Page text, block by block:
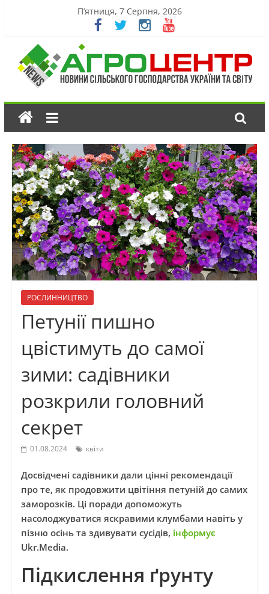
П’ятниця, 7 Серпня, 2026
РОСЛИННИЦТВО
Петунії пишно
цвістимуть до самої
зими: садівники
розкрили головний
секрет
01.08.2024 квіти
Досвідчені садівники дали цінні рекомендації
про те, як продовжити цвітіння петуній до самих
заморозків. Ці поради допоможуть
насолоджуватися яскравими клумбами навіть у
пізню осінь та здивувати сусідів, інформує
Ukr.Media.
Підкислення ґрунту